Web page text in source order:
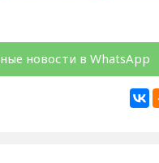
новости в WhatsApp